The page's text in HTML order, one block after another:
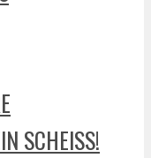
SCHEISS!